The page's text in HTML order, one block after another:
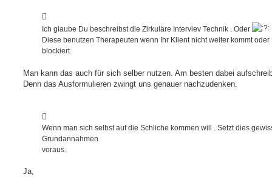
Ich glaube Du beschreibst die Zirkuläre Interviev Technik . Oder
Diese benutzen Therapeuten wenn Ihr Klient nicht weiter kommt oder
blockiert.
Man kann das auch für sich selber nutzen. Am besten dabei
Denn das Ausformulieren zwingt uns genauer nachzudenken.
Wenn man sich selbst auf die Schliche kommen will . Setzt dies
Grundannahmen
voraus.
Ja,